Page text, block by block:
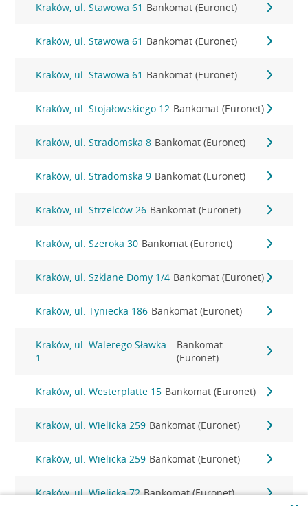
Kraków, ul. Stawowa 61 Bankomat (Euronet)
Kraków, ul. Stawowa 61 Bankomat (Euronet)
Kraków, ul. Stawowa 61 Bankomat (Euronet)
Kraków, ul. Stojałowskiego 12 Bankomat (Euronet)
Kraków, ul. Stradomska 8 Bankomat (Euronet)
Kraków, ul. Stradomska 9 Bankomat (Euronet)
Kraków, ul. Strzelców 26 Bankomat (Euronet)
Kraków, ul. Szeroka 30 Bankomat (Euronet)
Kraków, ul. Szklane Domy 1/4 Bankomat (Euronet)
Kraków, ul. Tyniecka 186 Bankomat (Euronet)
Kraków, ul. Walerego Sławka
1
Bankomat
(Euronet)
Kraków, ul. Westerplatte 15 Bankomat (Euronet)
Kraków, ul. Wielicka 259 Bankomat (Euronet)
Kraków, ul. Wielicka 259 Bankomat (Euronet)
Kraków, ul. Wielicka 72 Bankomat (Euronet)